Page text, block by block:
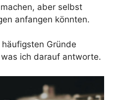
aber selbst
anfangen könnten.
Gründe
ich darauf antworte.